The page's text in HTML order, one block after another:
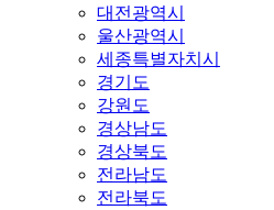
대전광역시
울산광역시
세종특별자치시
경기도
강원도
경상남도
경상북도
전라남도
전라북도